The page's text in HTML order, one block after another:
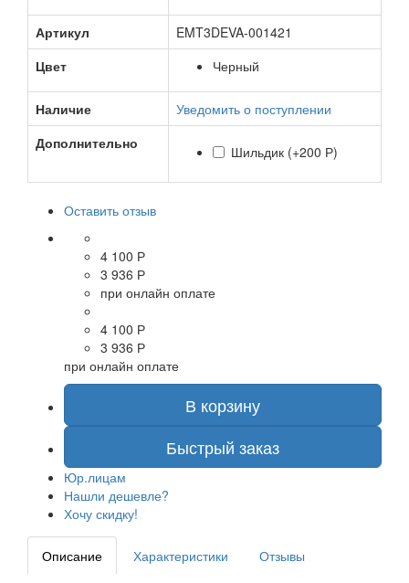
Артикул
EMT3DEVA-001421
Цвет
Черный
Наличие
Уведомить о поступлении
Дополнительно
Шильдик (+200 Р)
Оставить отзыв
4 100 Р
3 936 Р
при онлайн оплате
4 100 Р
3 936 Р
при онлайн оплате
В корзину
Быстрый заказ
Юр.лицам
Нашли дешевле?
Хочу скидку!
Описание Характеристики Отзывы